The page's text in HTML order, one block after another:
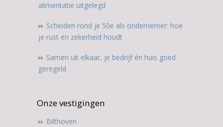
alimentatie uitgelegd
Scheiden rond je 50e als ondernemer: hoe
je rust en zekerheid houdt
Samen uit elkaar, je bedrijf én huis goed
geregeld
Onze vestigingen
Bilthoven